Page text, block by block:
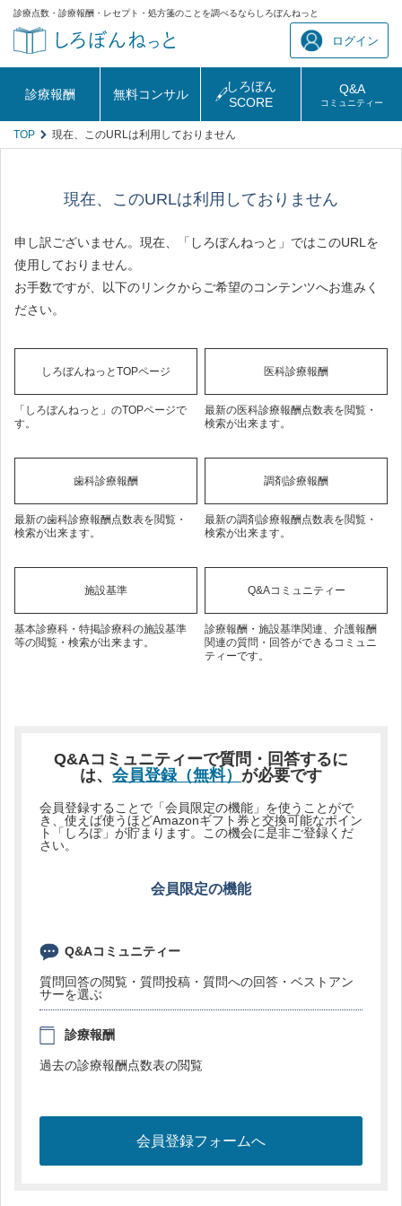
診療点数・診療報酬・レセプト・処方箋のことを調べるならしろぼんねっと
ログイン
診療報酬 無料コンサル
しろぼん
SCORE
Q&A
コミュニティー
TOP 現在、このURLは利用しておりません
現在、このURLは利用しておりません
申し訳ございません。現在、「しろぼんねっと」ではこのURLを
使用しておりません。
お手数ですが、以下のリンクからご希望のコンテンツへお進みく
ださい。
しろぼんねっとTOPページ
「しろぼんねっと」のTOPページで
す。
医科診療報酬
最新の医科診療報酬点数表を閲覧・
検索が出来ます。
歯科診療報酬
最新の歯科診療報酬点数表を閲覧・
検索が出来ます。
調剤診療報酬
最新の調剤診療報酬点数表を閲覧・
検索が出来ます。
施設基準
基本診療科・特掲診療科の施設基準
等の閲覧・検索が出来ます。
Q&Aコミュニティー
診療報酬・施設基準関連、介護報酬
関連の質問・回答ができるコミュニ
ティーです。
Q&Aコミュニティーで質問・回答するに
は、 会員登録（無料） が必要です
会員登録することで「会員限定の機能」を使うことがで
き、使えば使うほどAmazonギフト券と交換可能なポイン
ト「しろぽ」が貯まります。この機会に是非ご登録くだ
さい。
会員限定の機能
Q&Aコミュニティー
質問回答の閲覧・質問投稿・質問への回答・ベストアン
サーを選ぶ
診療報酬
過去の診療報酬点数表の閲覧
会員登録フォームへ